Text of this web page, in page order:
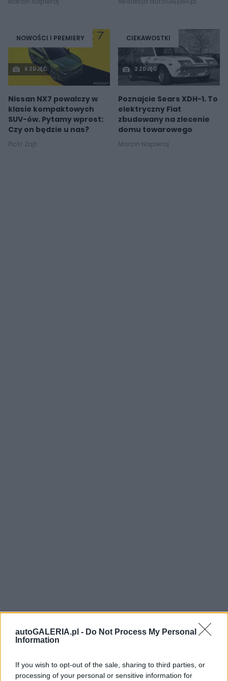
autoGALERIA.pl - Do Not Process My Personal
Information
If you wish to opt-out of the sale, sharing to third parties, or
processing of your personal or sensitive information for
NOWOŚCI I PREMIERY
6 ZDJĘĆ
Nissan NX7 powalczy w
klasie kompaktowych
SUV-ów. Pytamy wprost:
Czy on będzie u nas?
Piotr Zajt
CIEKAWOSTKI
2 ZDJĘĆ
Poznajcie Sears XDH-1. To
elektryczny Fiat
zbudowany na zlecenie
domu towarowego
Marcin Napieraj